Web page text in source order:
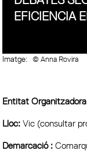
EFICIENCIA
Imatge: © Anna Rovira
Entitat
Lloc:Vic (consultar
Demarcació :